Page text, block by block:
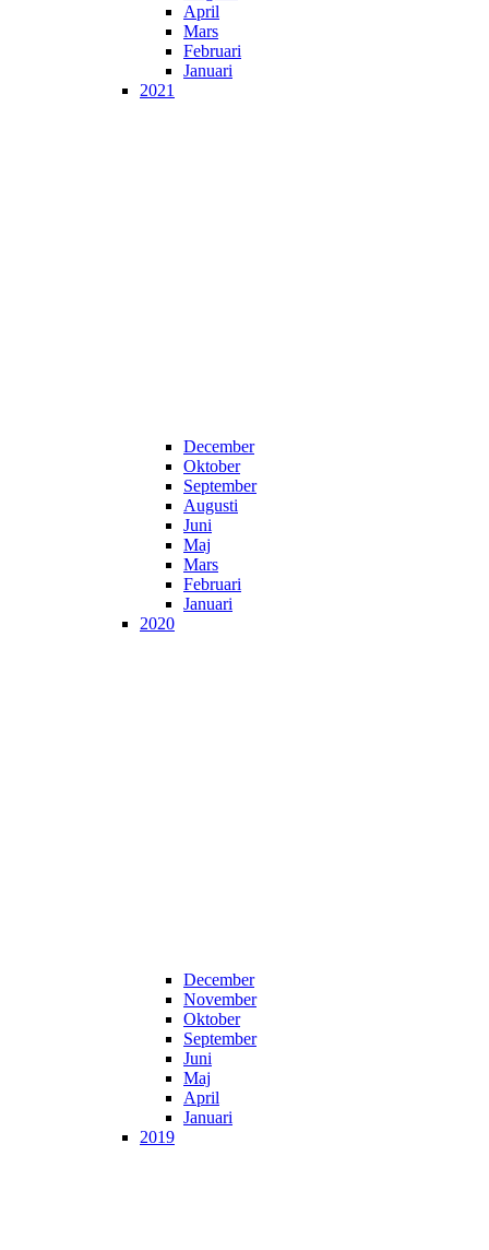
April
Mars
Februari
Januari
2021
December
Oktober
September
Augusti
Juni
Maj
Mars
Februari
Januari
2020
December
November
Oktober
September
Juni
Maj
April
Januari
2019